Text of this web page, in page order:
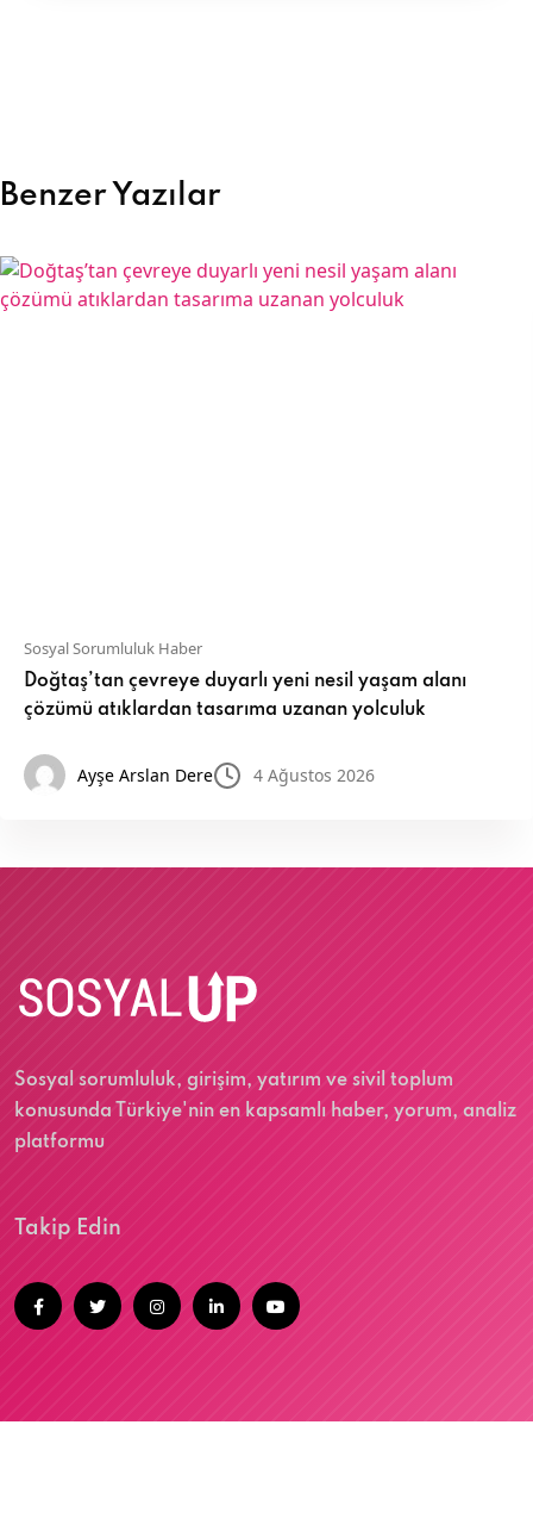
Benzer Yazılar
Sosyal Sorumluluk Haber
Doğtaş’tan çevreye duyarlı yeni nesil yaşam alanı
çözümü atıklardan tasarıma uzanan yolculuk
Ayşe Arslan Dere 4 Ağustos 2026
Sosyal sorumluluk, girişim, yatırım ve sivil toplum
konusunda Türkiye'nin en kapsamlı haber, yorum, analiz
platformu
Takip Edin